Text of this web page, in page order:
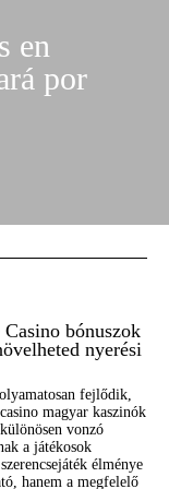
en
por
bónuszok
nyerési
fejlődik,
magyar kaszinók
vonzó
a játékosok
élménye
hanem a megfelelő